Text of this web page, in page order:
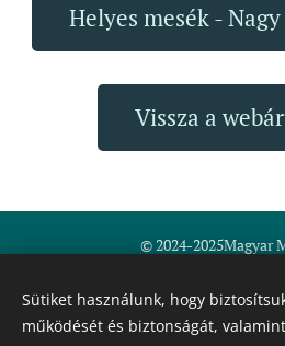
Helyes mesék -
Vissza a
© 2024-2025Magyar
Általános
Minden jog
Sütiket használunk, hogy
működését és biztonságát,